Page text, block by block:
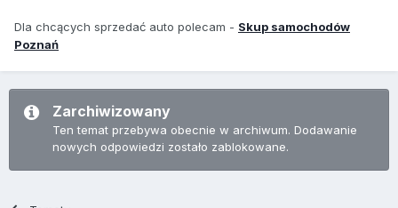
Dla chcących sprzedać auto polecam - Skup samochodów
Poznań
Zarchiwizowany
Ten temat przebywa obecnie w archiwum. Dodawanie
nowych odpowiedzi zostało zablokowane.